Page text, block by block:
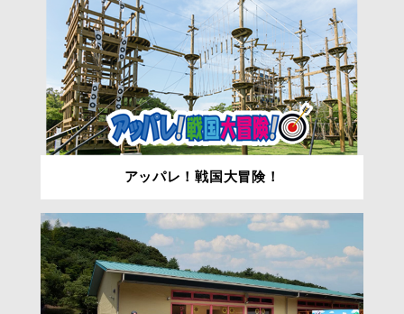
アッパレ！戦国大冒険！